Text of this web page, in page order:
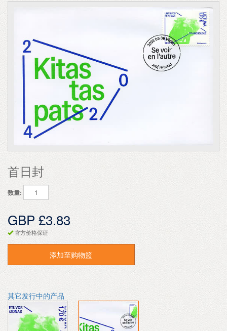
首日封
数量:
GBP £3.83
官方价格保证
添加至购物篮
其它发行中的产品